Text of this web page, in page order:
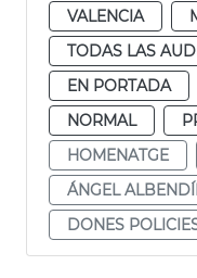
VALENCIA
TODAS LAS
EN PORTADA
NORMAL
HOMENATGE
ÁNGEL
DONES